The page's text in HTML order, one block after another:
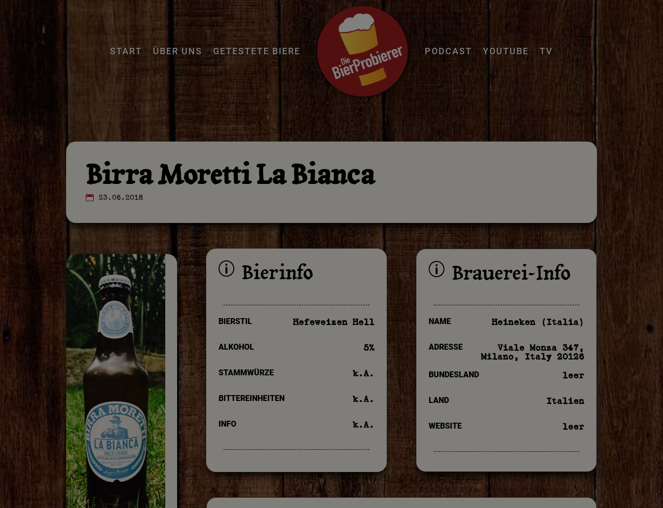
START ÜBER UNS GETESTETE BIERE PODCAST YOUTUBE TV
Birra Moretti La Bianca
23.06.2018
p Bierinfo
BIERSTIL Hefeweizen Hell
ALKOHOL 5%
STAMMWÜRZE k.A.
BITTEREINHEITEN k.A.
INFO k.A.
p Brauerei-Info
NAME Heineken (Italia)
ADRESSE
Viale Monza 347,
Milano, Italy 20126
BUNDESLAND leer
LAND Italien
WEBSITE leer